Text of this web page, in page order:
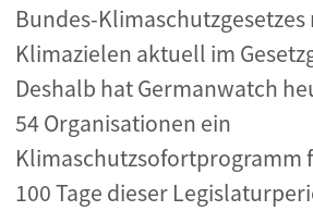
Bundes-
Klimazielen aktuell im
Deshalb hat Germanwatch
54 Organisationen ein
Klimaschutzsofortprogramm
100 Tage dieser